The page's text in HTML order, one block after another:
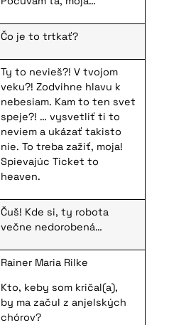
Čo je to trtkať?
Ty to nevieš?! V tvojom
veku?! Zodvihne hlavu k
nebesiam. Kam to ten svet
speje?! … vysvetliť ti to
neviem a ukázať takisto
nie. To treba zažiť, moja!
Spievajúc Ticket to
heaven.
Čuš! Kde si, ty robota
večne nedorobená…
Rainer Maria Rilke
Kto, keby som kričal(a),
by ma začul z anjelských
chórov?